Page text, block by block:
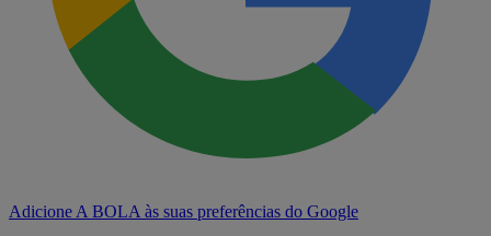
Adicione A BOLA às suas preferências do Google